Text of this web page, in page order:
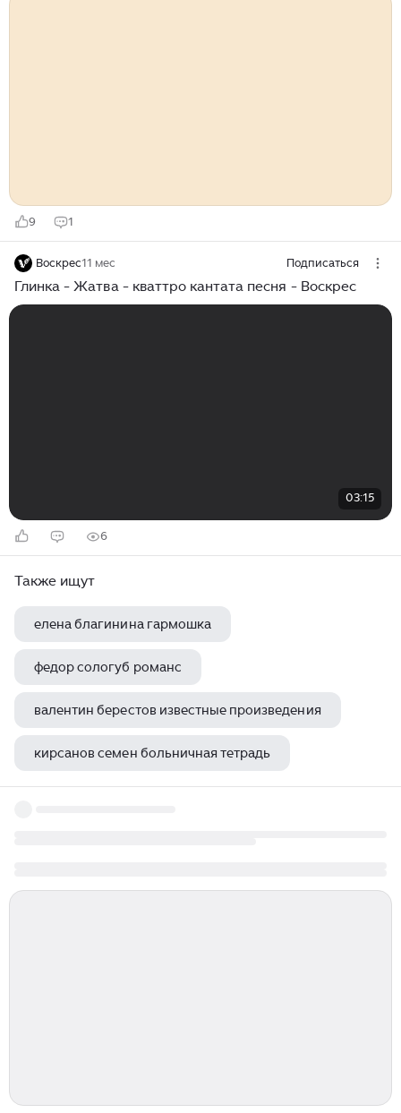
9 1
Воскрес11 мес Подписаться
Глинка - Жатва - кваттро кантата песня - Воскрес
03:15
6
Также ищут
елена благинина гармошка
федор сологуб романс
валентин берестов известные произведения
кирсанов семен больничная тетрадь